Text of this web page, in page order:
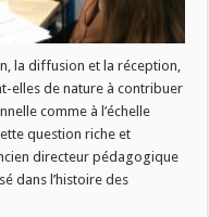
la diffusion et la réception,
elles de nature à contribuer
comme à l’échelle
question riche et
directeur pédagogique
dans l’histoire des